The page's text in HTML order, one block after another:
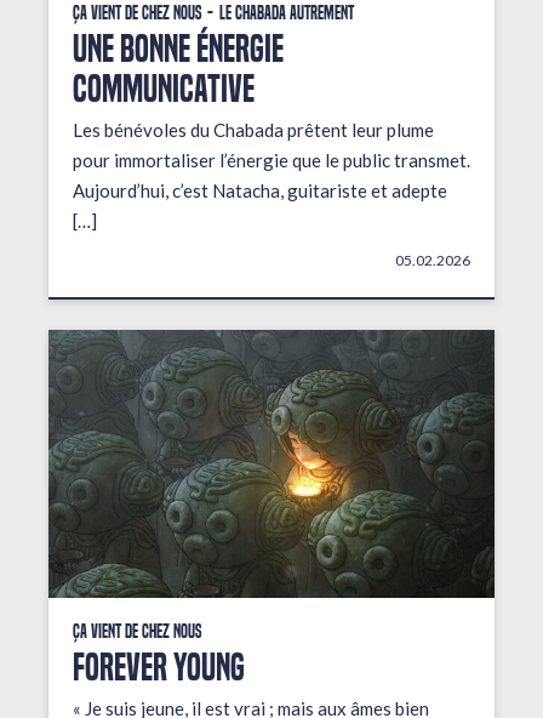
Ça vient de chez nous Le Chabada autrement
une bonne énergie
communicative
Les bénévoles du Chabada prêtent leur plume
pour immortaliser l’énergie que le public transmet.
Aujourd’hui, c’est Natacha, guitariste et adepte
[…]
05.02.2026
Ça vient de chez nous
FOREVER YOUNG
« Je suis jeune, il est vrai ; mais aux âmes bien